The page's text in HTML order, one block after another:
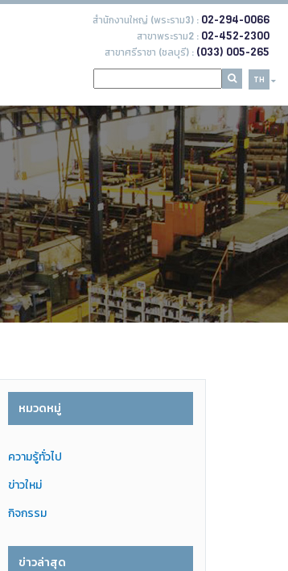
สำนักงานใหญ่ (พระราม3) : 02-294-0066
สาขาพระราม2 : 02-452-2300
สาขาศรีราชา (ชลบุรี) : (033) 005-265
TH
หมวดหมู่
ความรู้ทั่วไป
ข่าวใหม่
กิจกรรม
ข่าวล่าสุด